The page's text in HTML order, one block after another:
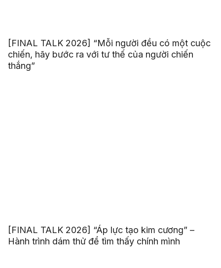
[FINAL TALK 2026] “Mỗi người đều có một cuộc
chiến, hãy bước ra với tư thế của người chiến
thắng”
[FINAL TALK 2026] “Áp lực tạo kim cương” –
Hành trình dám thử để tìm thấy chính mình